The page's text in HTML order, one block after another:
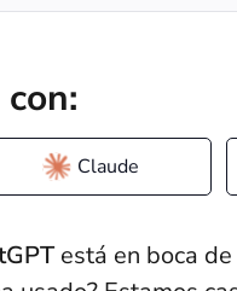
Claude
está en boca